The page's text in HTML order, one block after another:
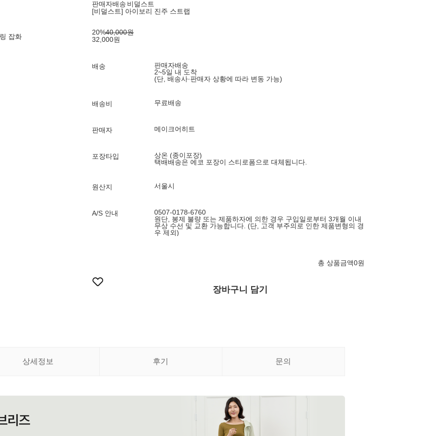
잡화
판매자배송 비덜스트
[비덜스트] 아이보리 진주 스트랩
20%40,000원
32,000원
배송
판매자배송
2~5일 내 도착
(단, 배송사·판매자 상황에 따라 변동 가능)
배송비 무료배송
판매자 메이크어히트
포장타입
상온 (종이포장)
택배배송은 에코 포장이 스티로폼으로 대체됩니다.
원산지 서울시
A/S 안내
0507-0178-6760
원단, 봉제 불량 또는 제품하자에 의한 경우 구입일로부터 3개월 이내
무상 수선 및 교환 가능합니다. (단, 고객 부주의로 인한 제품변형의 경
우 제외)
총 상품금액0원
장바구니 담기
상세정보 후기 문의